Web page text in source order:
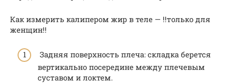
Как измерить калипером жир в теле — !!только для
женщин!!
Задняя поверхность плеча: складка берется
вертикально посередине между плечевым
суставом и локтем.